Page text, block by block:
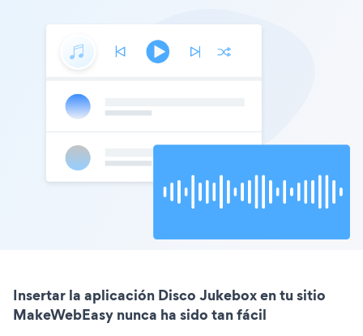
Insertar la aplicación Disco Jukebox en tu sitio
MakeWebEasy nunca ha sido tan fácil